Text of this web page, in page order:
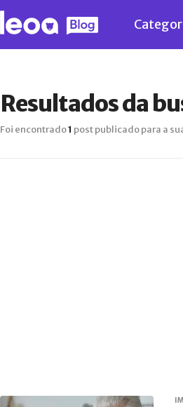
Resultados da
Foi encontrado1 post publicado para a